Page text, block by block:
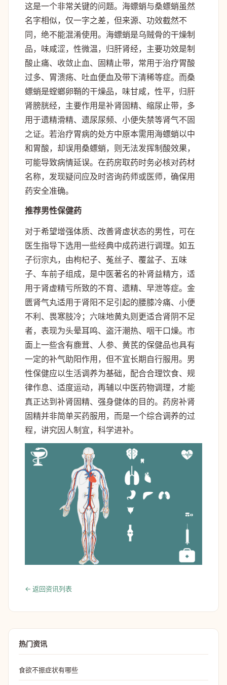
这是一个非常关键的问题。海螵蛸与桑螵蛸虽然
名字相似，仅一字之差，但来源、功效截然不
同，绝不能混淆使用。海螵蛸是乌贼骨的干燥制
品，味咸涩，性微温，归肝肾经，主要功效是制
酸止痛、收敛止血、固精止带，常用于治疗胃酸
过多、胃溃疡、吐血便血及带下清稀等症。而桑
螵蛸是螳螂卵鞘的干燥品，味甘咸，性平，归肝
肾膀胱经，主要作用是补肾固精、缩尿止带，多
用于遗精滑精、遗尿尿频、小便失禁等肾气不固
之证。若治疗胃病的处方中原本需用海螵蛸以中
和胃酸，却误用桑螵蛸，则无法发挥制酸效果，
可能导致病情延误。在药房取药时务必核对药材
名称，发现疑问应及时咨询药师或医师，确保用
药安全准确。
推荐男性保健药
对于希望增强体质、改善肾虚状态的男性，可在
医生指导下选用一些经典中成药进行调理。如五
子衍宗丸，由枸杞子、菟丝子、覆盆子、五味
子、车前子组成，是中医著名的补肾益精方，适
用于肾虚精亏所致的不育、遗精、早泄等症。金
匮肾气丸适用于肾阳不足引起的腰膝冷痛、小便
不利、畏寒肢冷；六味地黄丸则更适合肾阴不足
者，表现为头晕耳鸣、盗汗潮热、咽干口燥。市
面上一些含有鹿茸、人参、黄芪的保健品也具有
一定的补气助阳作用，但不宜长期自行服用。男
性保健应以生活调养为基础，配合合理饮食、规
律作息、适度运动，再辅以中医药物调理，才能
真正达到补肾固精、强身健体的目的。药房补肾
固精并非简单买药服用，而是一个综合调养的过
程，讲究因人制宜，科学进补。
← 返回资讯列表
热门资讯
食欲不振症状有哪些